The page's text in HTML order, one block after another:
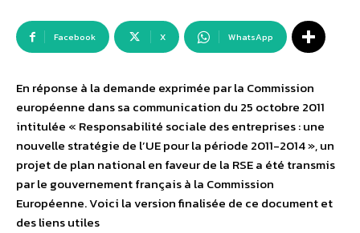
Facebook X WhatsApp
En réponse à la demande exprimée par la Commission
européenne dans sa communication du 25 octobre 2011
intitulée « Responsabilité sociale des entreprises : une
nouvelle stratégie de l’UE pour la période 2011-2014 », un
projet de plan national en faveur de la RSE a été transmis
par le gouvernement français à la Commission
Européenne. Voici la version finalisée de ce document et
des liens utiles